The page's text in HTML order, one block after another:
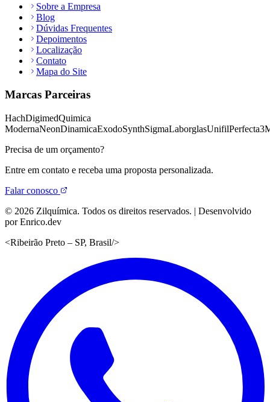
Sobre a Empresa
Blog
Dúvidas Frequentes
Depoimentos
Localização
Contato
Mapa do Site
Marcas Parceiras
HachDigimedQuimica
ModernaNeonDinamicaExodoSynthSigmaLaborglasUnifilPerfecta
Precisa de um orçamento?
Entre em contato e receba uma proposta personalizada.
Falar conosco
© 2026 Zilquímica. Todos os direitos reservados. | Desenvolvido
por Enrico.dev
<Ribeirão Preto – SP, Brasil/>